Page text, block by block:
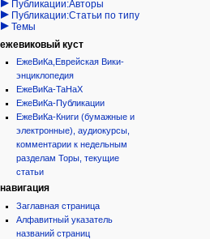
Публикации:Авторы
Публикации:Статьи по типу
Темы
ежевиковый куст
ЕжеВиКа,Еврейская Вики-
энциклопедия
ЕжеВиКа-ТаНаХ
ЕжеВиКа-Публикации
ЕжеВиКа-Книги (бумажные и
электронные), аудиокурсы,
комментарии к недельным
разделам Торы, текущие
статьи
навигация
Заглавная страница
Алфавитный указатель
названий страниц